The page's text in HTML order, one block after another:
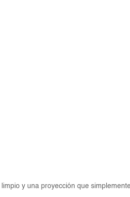
y una proyección que